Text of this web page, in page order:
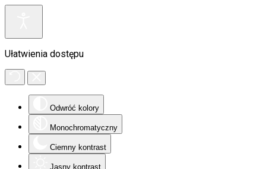
Ułatwienia dostępu
Odwróć kolory
Monochromatyczny
Ciemny kontrast
Jasny kontrast